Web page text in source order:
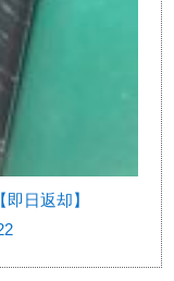
日返却】